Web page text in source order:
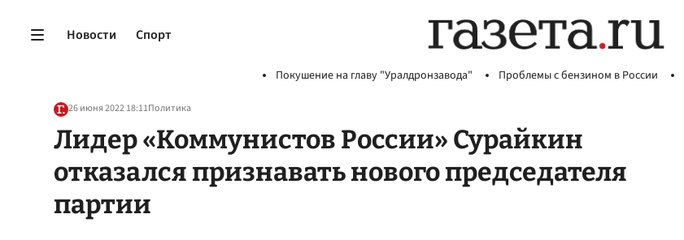
Новости Спорт
Покушение на главу "Уралдронзавода" Проблемы с бензином в России
26 июня 2022 18:11Политика
Лидер «Коммунистов России» Сурайкин
отказался признавать нового председателя
партии